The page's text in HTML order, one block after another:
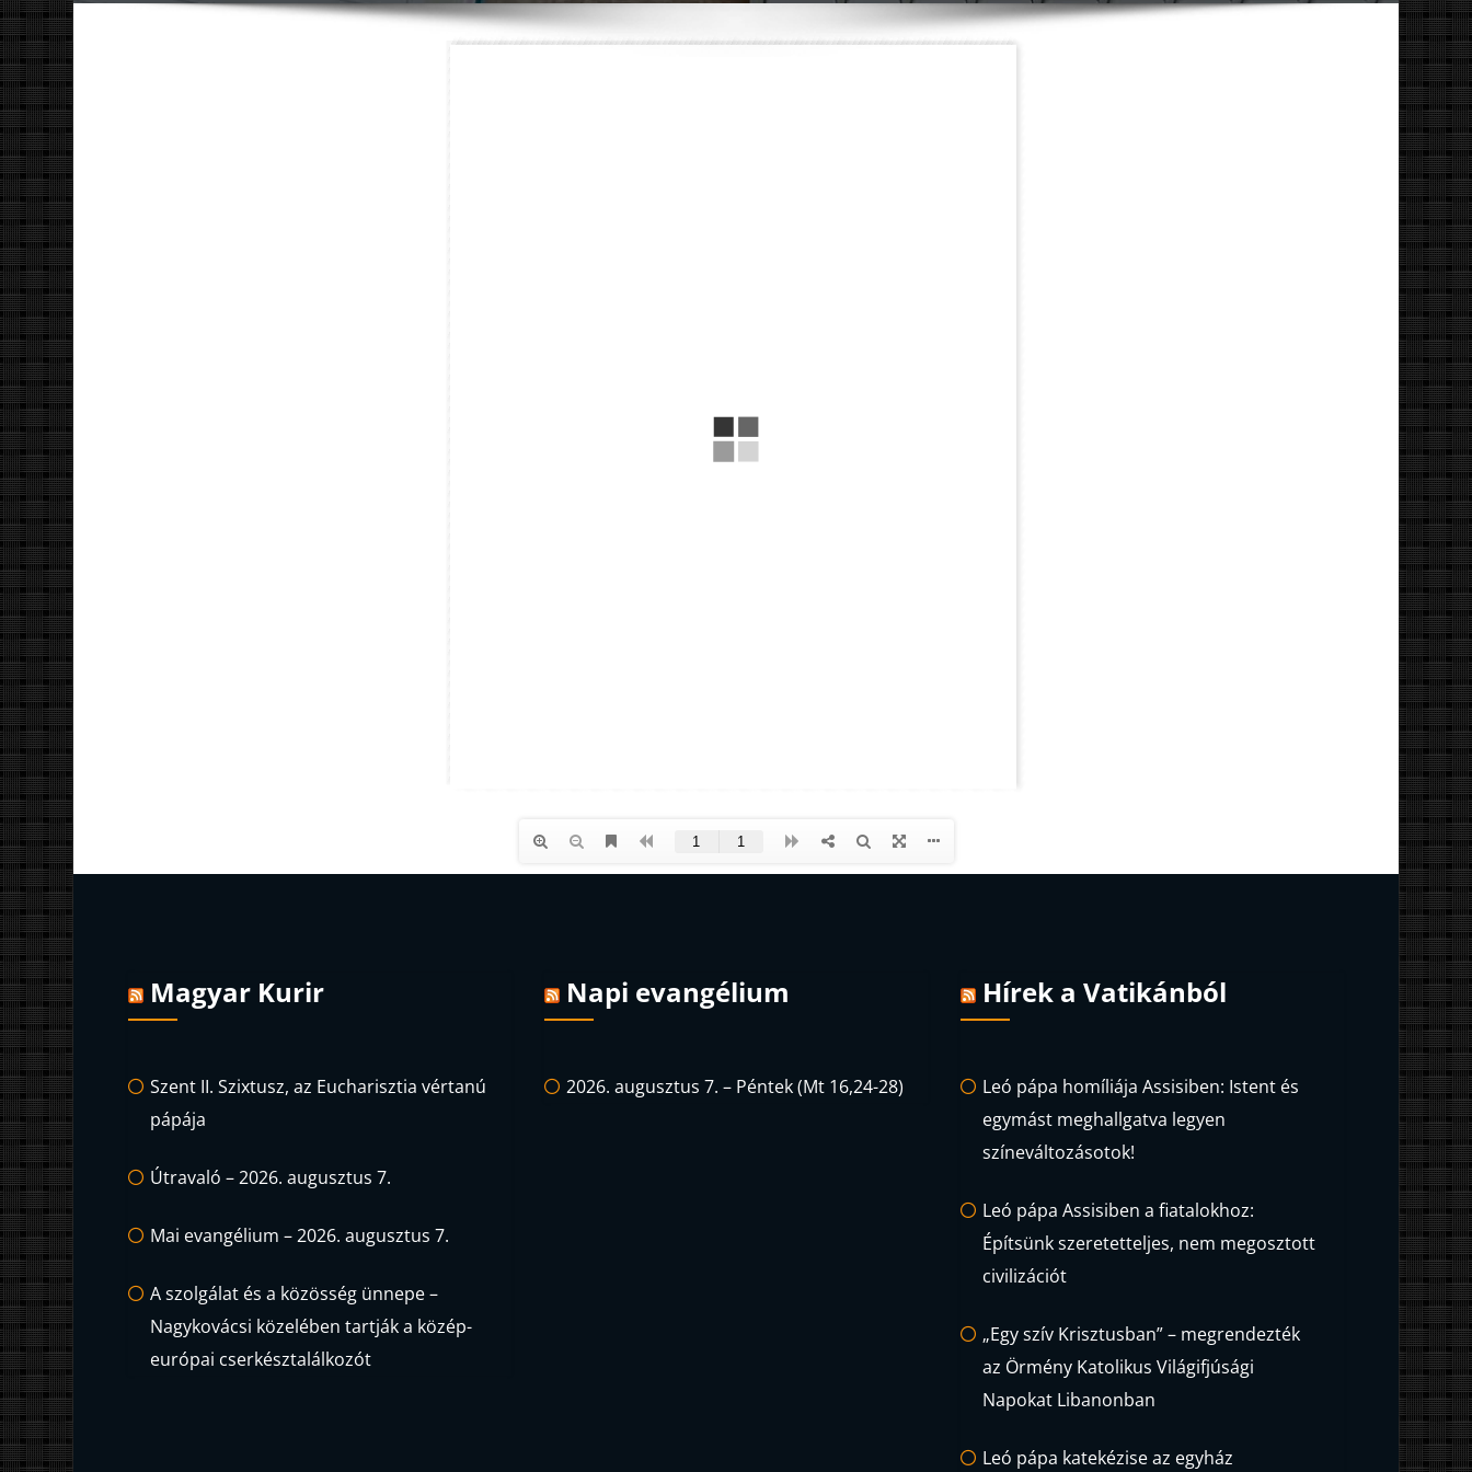
Magyar Kurir
Szent II. Szixtusz, az Eucharisztia vértanú
pápája
Útravaló – 2026. augusztus 7.
Mai evangélium – 2026. augusztus 7.
A szolgálat és a közösség ünnepe –
Nagykovácsi közelében tartják a közép-
európai cserkésztalálkozót
Napi evangélium
2026. augusztus 7. – Péntek (Mt 16,24-28)
Hírek a Vatikánból
Leó pápa homíliája Assisiben: Istent és
egymást meghallgatva legyen
színeváltozásotok!
Leó pápa Assisiben a fiatalokhoz:
Építsünk szeretetteljes, nem megosztott
civilizációt
„Egy szív Krisztusban” – megrendezték
az Örmény Katolikus Világifjúsági
Napokat Libanonban
Leó pápa katekézise az egyház